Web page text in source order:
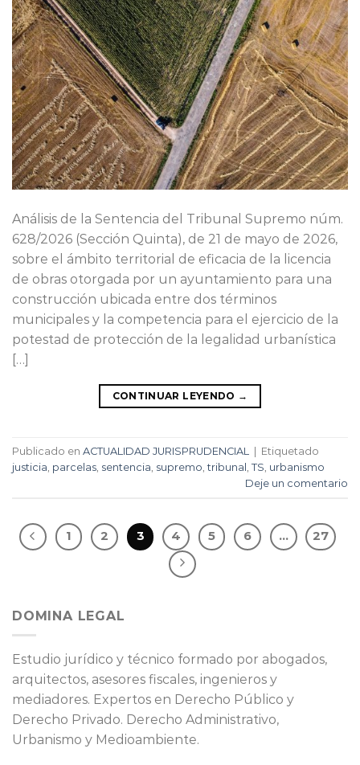
Análisis de la Sentencia del Tribunal Supremo núm.
628/2026 (Sección Quinta), de 21 de mayo de 2026,
sobre el ámbito territorial de eficacia de la licencia
de obras otorgada por un ayuntamiento para una
construcción ubicada entre dos términos
municipales y la competencia para el ejercicio de la
potestad de protección de la legalidad urbanística
[…]
CONTINUAR LEYENDO →
Publicado en ACTUALIDAD JURISPRUDENCIAL | Etiquetado
justicia parcelas sentencia supremo ,tribunal TS urbanismo
Deje un comentario
1 2 3 4 5 6 … 27
DOMINA LEGAL
Estudio jurídico y técnico formado por abogados,
arquitectos, asesores fiscales, ingenieros y
mediadores. Expertos en Derecho Público y
Derecho Privado. Derecho Administrativo,
Urbanismo y Medioambiente.